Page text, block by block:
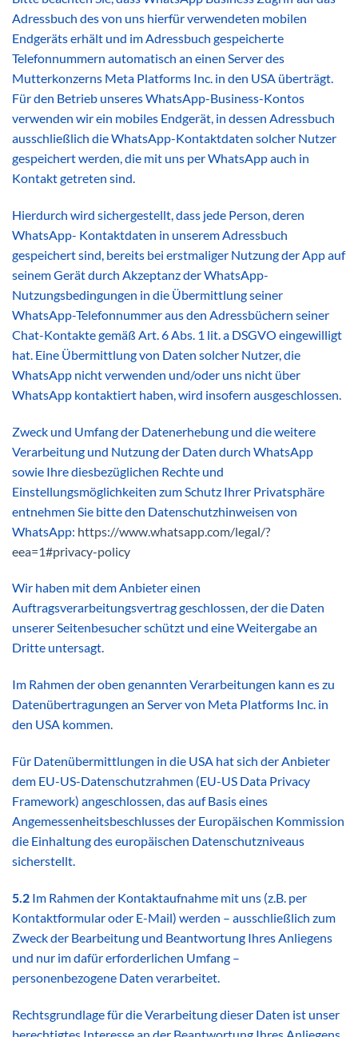
Adressbuch des von uns hierfür verwendeten mobilen
Endgeräts erhält und im Adressbuch gespeicherte
Telefonnummern automatisch an einen Server des
Mutterkonzerns Meta Platforms Inc. in den USA überträgt.
Für den Betrieb unseres WhatsApp-Business-Kontos
verwenden wir ein mobiles Endgerät, in dessen Adressbuch
ausschließlich die WhatsApp-Kontaktdaten solcher Nutzer
gespeichert werden, die mit uns per WhatsApp auch in
Kontakt getreten sind.
Hierdurch wird sichergestellt, dass jede Person, deren
WhatsApp- Kontaktdaten in unserem Adressbuch
gespeichert sind, bereits bei erstmaliger Nutzung der App auf
seinem Gerät durch Akzeptanz der WhatsApp-
Nutzungsbedingungen in die Übermittlung seiner
WhatsApp-Telefonnummer aus den Adressbüchern seiner
Chat-Kontakte gemäß Art. 6 Abs. 1 lit. a DSGVO eingewilligt
hat. Eine Übermittlung von Daten solcher Nutzer, die
WhatsApp nicht verwenden und/oder uns nicht über
WhatsApp kontaktiert haben, wird insofern ausgeschlossen.
Zweck und Umfang der Datenerhebung und die weitere
Verarbeitung und Nutzung der Daten durch WhatsApp
sowie Ihre diesbezüglichen Rechte und
Einstellungsmöglichkeiten zum Schutz Ihrer Privatsphäre
entnehmen Sie bitte den Datenschutzhinweisen von
WhatsApp: https://www.whatsapp.com/legal/?
eea=1#privacy-policy
Wir haben mit dem Anbieter einen
Auftragsverarbeitungsvertrag geschlossen, der die Daten
unserer Seitenbesucher schützt und eine Weitergabe an
Dritte untersagt.
Im Rahmen der oben genannten Verarbeitungen kann es zu
Datenübertragungen an Server von Meta Platforms Inc. in
den USA kommen.
Für Datenübermittlungen in die USA hat sich der Anbieter
dem EU-US-Datenschutzrahmen (EU-US Data Privacy
Framework) angeschlossen, das auf Basis eines
Angemessenheitsbeschlusses der Europäischen Kommission
die Einhaltung des europäischen Datenschutzniveaus
sicherstellt.
5.2 Im Rahmen der Kontaktaufnahme mit uns (z.B. per
Kontaktformular oder E-Mail) werden – ausschließlich zum
Zweck der Bearbeitung und Beantwortung Ihres Anliegens
und nur im dafür erforderlichen Umfang –
personenbezogene Daten verarbeitet.
Rechtsgrundlage für die Verarbeitung dieser Daten ist unser
berechtigtes Interesse an der Beantwortung Ihres Anliegens